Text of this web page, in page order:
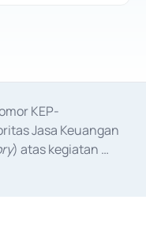
KEP-
Jasa Keuangan
) atas kegiatan